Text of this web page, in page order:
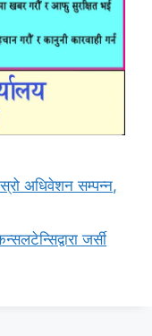
अधिवेशन सम्पन्न,
जर्सी